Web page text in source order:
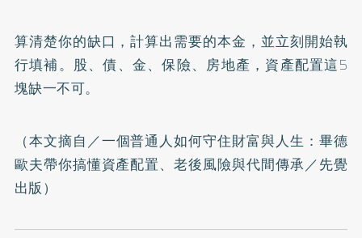
算清楚你的缺口，計算出需要的本金，並立刻開始執
行填補。股、債、金、保險、房地產，資產配置這5
塊缺一不可。
（本文摘自／一個普通人如何守住財富與人生：畢德
歐夫帶你搞懂資產配置、老後風險與代間傳承／先覺
出版）